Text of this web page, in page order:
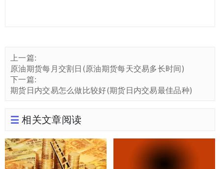
上一篇:
原油期货每月交割日(原油期货每天交易多长时间)
下一篇:
期货日内交易怎么做比较好(期货日内交易最佳品种)
相关文章阅读